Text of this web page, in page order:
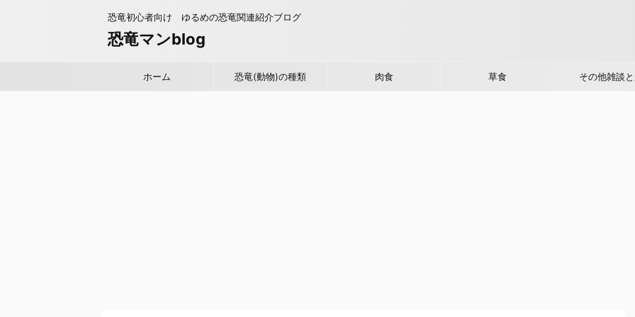
恐竜初心者向け ゆるめの恐竜関連紹介ブログ
恐竜マンblog
ホーム 恐竜(動物)の種類 肉食 草食 その他雑談